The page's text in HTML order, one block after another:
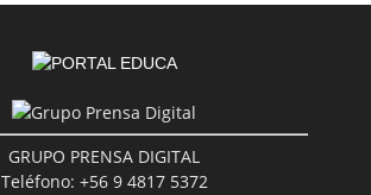
GRUPO PRENSA DIGITAL
Teléfono: +56 9 4817 5372